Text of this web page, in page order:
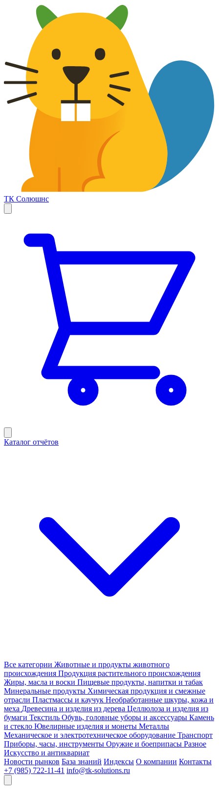
ТК Солюшнс
Каталог отчётов
Все категории Животные и продукты животного
происхождения Продукция растительного происхождения
Жиры, масла и воски Пищевые продукты, напитки и табак
Минеральные продукты Химическая продукция и смежные
отрасли Пластмассы и каучук Необработанные шкуры, кожа и
меха Древесина и изделия из дерева Целлюлоза и изделия из
бумаги Текстиль Обувь, головные уборы и аксессуары Камень
и стекло Ювелирные изделия и монеты Металлы
Механическое и электротехническое оборудование Транспорт
Приборы, часы, инструменты Оружие и боеприпасы Разное
Искусство и антиквариат
Новости рынков База знаний Индексы О компании Контакты
+7 (985) 722-11-41 info@tk-solutions.ru